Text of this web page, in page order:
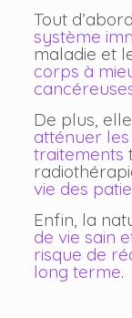
Tout
système
maladie et
corps à
De plus,
atténuer
traitements
vie des
Enfin, la
de vie sain
risque de
long terme.